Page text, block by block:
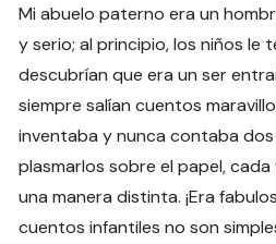
Mi abuelo paterno era un
y serio; al principio, los niños le
descubrían que era un ser
siempre salían cuentos
inventaba y nunca contaba dos
plasmarlos sobre el papel,
una manera distinta. ¡Era
cuentos infantiles no son